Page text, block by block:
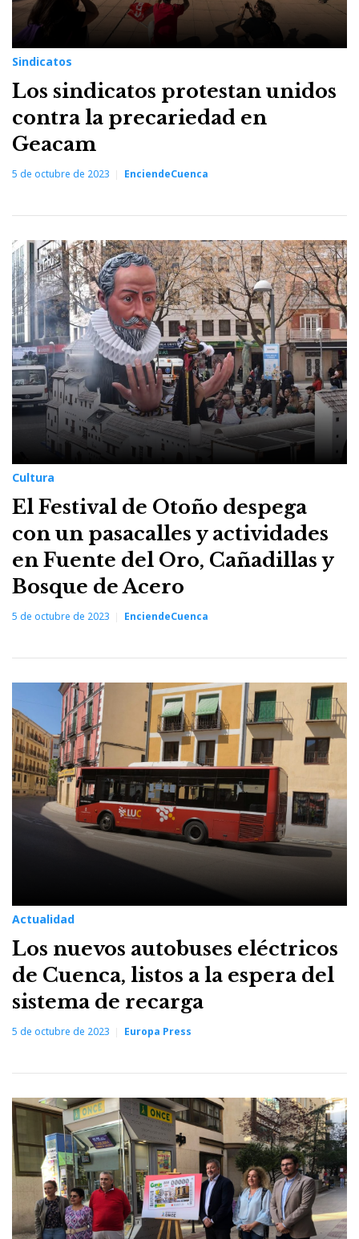
Sindicatos
Los sindicatos protestan unidos
contra la precariedad en
Geacam
5 de octubre de 2023 EnciendeCuenca
Cultura
El Festival de Otoño despega
con un pasacalles y actividades
en Fuente del Oro, Cañadillas y
Bosque de Acero
5 de octubre de 2023 EnciendeCuenca
Actualidad
Los nuevos autobuses eléctricos
de Cuenca, listos a la espera del
sistema de recarga
5 de octubre de 2023 Europa Press